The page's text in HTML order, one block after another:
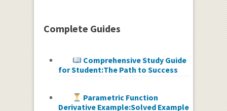
Complete Guides
Comprehensive Study Guide
for Student:The Path to Success
Parametric Function
Derivative Example:Solved Example